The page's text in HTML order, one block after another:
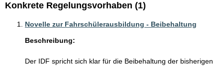
Konkrete Regelungsvorhaben (1)
Novelle zur Fahrschülerausbildung - Beibehaltung
Beschreibung:
Der IDF spricht sich klar für die Beibehaltung der bisherigen